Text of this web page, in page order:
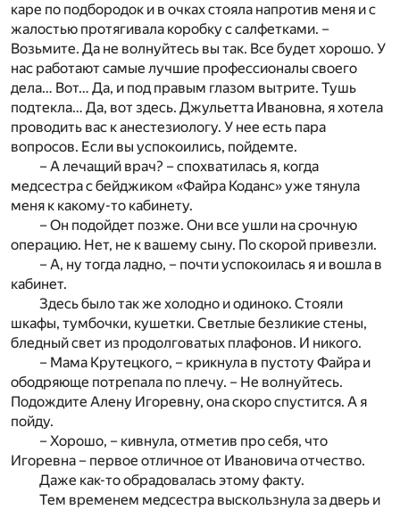
каре по подбородок и в очках стояла напротив меня и с
жалостью протягивала коробку с салфетками. –
Возьмите. Да не волнуйтесь вы так. Все будет хорошо. У
нас работают самые лучшие профессионалы своего
дела… Вот… Да, и под правым глазом вытрите. Тушь
подтекла… Да, вот здесь. Джульетта Ивановна, я хотела
проводить вас к анестезиологу. У нее есть пара
вопросов. Если вы успокоились, пойдемте.
– А лечащий врач? – спохватилась я, когда
медсестра с бейджиком «Файра Коданс» уже тянула
меня к какому-то кабинету.
– Он подойдет позже. Они все ушли на срочную
операцию. Нет, не к вашему сыну. По скорой привезли.
– А, ну тогда ладно, – почти успокоилась я и вошла в
кабинет.
Здесь было так же холодно и одиноко. Стояли
шкафы, тумбочки, кушетки. Светлые безликие стены,
бледный свет из продолговатых плафонов. И никого.
– Мама Крутецкого, – крикнула в пустоту Файра и
ободряюще потрепала по плечу. – Не волнуйтесь.
Подождите Алену Игоревну, она скоро спустится. А я
пойду.
– Хорошо, – кивнула, отметив про себя, что
Игоревна – первое отличное от Ивановича отчество.
Даже как-то обрадовалась этому факту.
Тем временем медсестра выскользнула за дверь и